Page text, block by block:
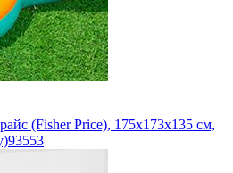
(Fisher Price), 175x173x135 см,
93553